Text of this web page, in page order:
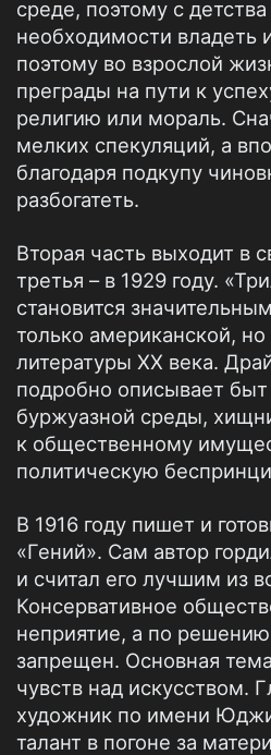
среде, поэтому с
необходимости владеть
поэтому во взрослой
преграды на пути к
религию или мораль.
мелких спекуляций, а
благодаря подкупу
разбогатеть.
Вторая часть выходит в
третья – в 1929 году.
становится
только американской,
литературы ХХ века.
подробно описывает
буржуазной среды,
к общественному
политическую
В 1916 году пишет и
«Гений». Сам автор
и считал его лучшим из
Консервативное
неприятие, а по
запрещен. Основная
чувств над искусством.
художник по имени
талант в погоне за